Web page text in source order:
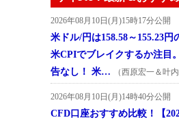
2026年08月10日(月)15時17分公開
米ドル/円は158.58～155.23円
米CPIでブレイクするか注目
告なし！ 米…
（西原宏一＆叶内
2026年08月10日(月)14時40分公開
CFD口座おすすめ比較！【